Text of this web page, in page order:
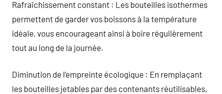
Rafraîchissement constant : Les bouteilles isothermes
permettent de garder vos boissons à la température
idéale, vous encourageant ainsi à boire régulièrement
tout au long de la journée.
Diminution de l’empreinte écologique : En remplaçant
les bouteilles jetables par des contenants réutilisables,